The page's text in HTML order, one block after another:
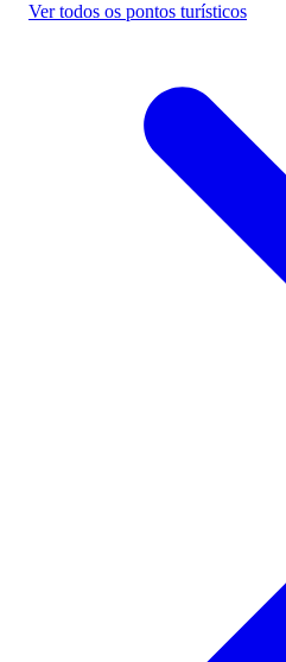
Ver todos os pontos turísticos